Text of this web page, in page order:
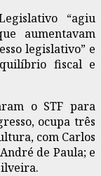
“agiu
aumentavam
legislativo” e
fiscal e
o STF para
ocupa três
com Carlos
de Paula; e